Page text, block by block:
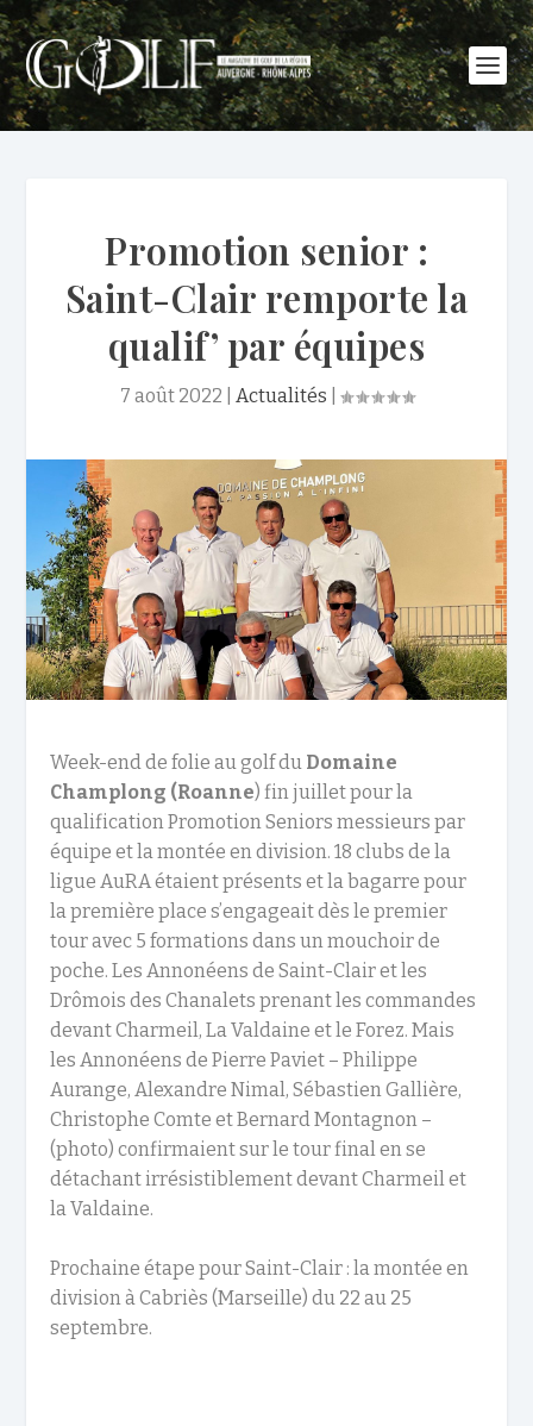
Promotion senior :
Saint-Clair remporte la
qualif’ par équipes
7 août 2022 Actualités
Week-end de folie au golf du Domaine
Champlong (Roanne) fin juillet pour la
qualification Promotion Seniors messieurs par
équipe et la montée en division. 18 clubs de la
ligue AuRA étaient présents et la bagarre pour
la première place s’engageait dès le premier
tour avec 5 formations dans un mouchoir de
poche. Les Annonéens de Saint-Clair et les
Drômois des Chanalets prenant les commandes
devant Charmeil, La Valdaine et le Forez. Mais
les Annonéens de Pierre Paviet – Philippe
Aurange, Alexandre Nimal, Sébastien Gallière,
Christophe Comte et Bernard Montagnon –
(photo) confirmaient sur le tour final en se
détachant irrésistiblement devant Charmeil et
la Valdaine.
Prochaine étape pour Saint-Clair : la montée en
division à Cabriès (Marseille) du 22 au 25
septembre.